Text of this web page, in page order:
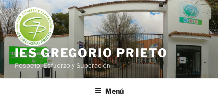
Saltar
al
contenido
IES GREGORIO PRIETO
Respeto, Esfuerzo y Superación
Menú